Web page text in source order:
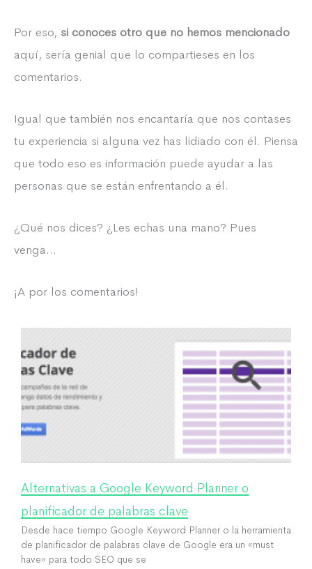
Por eso, si conoces otro que no hemos mencionado
aquí, sería genial que lo compartieses en los
comentarios.
Igual que también nos encantaría que nos contases
tu experiencia si alguna vez has lidiado con él. Piensa
que todo eso es información puede ayudar a las
personas que se están enfrentando a él.
¿Qué nos dices? ¿Les echas una mano? Pues
venga…
¡A por los comentarios!
Alternativas a Google Keyword Planner o
planificador de palabras clave
Desde hace tiempo Google Keyword Planner o la herramienta
de planificador de palabras clave de Google era un «must
have» para todo SEO que se